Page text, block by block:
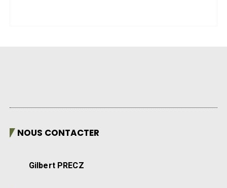
NOUS CONTACTER
Gilbert PRECZ